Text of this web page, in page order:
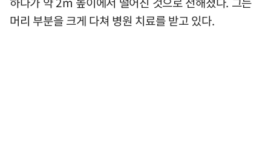
머리 부분을 크게 다쳐 병원 치료를 받고 있다.